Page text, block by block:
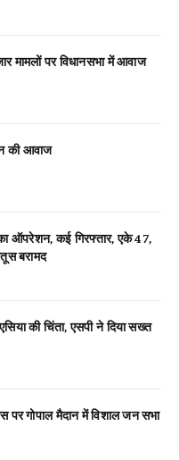
मामलों पर विधानसभा में आवाज
की आवाज
ऑपरेशन, कई गिरफ्तार, एके 47,
बरामद
की चिंता, एसपी ने दिया सख्त
पर गोपाल मैदान में विशाल जन सभा